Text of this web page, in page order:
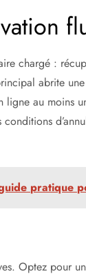
chargé :
abrite
au moins
pratique
Optez pour